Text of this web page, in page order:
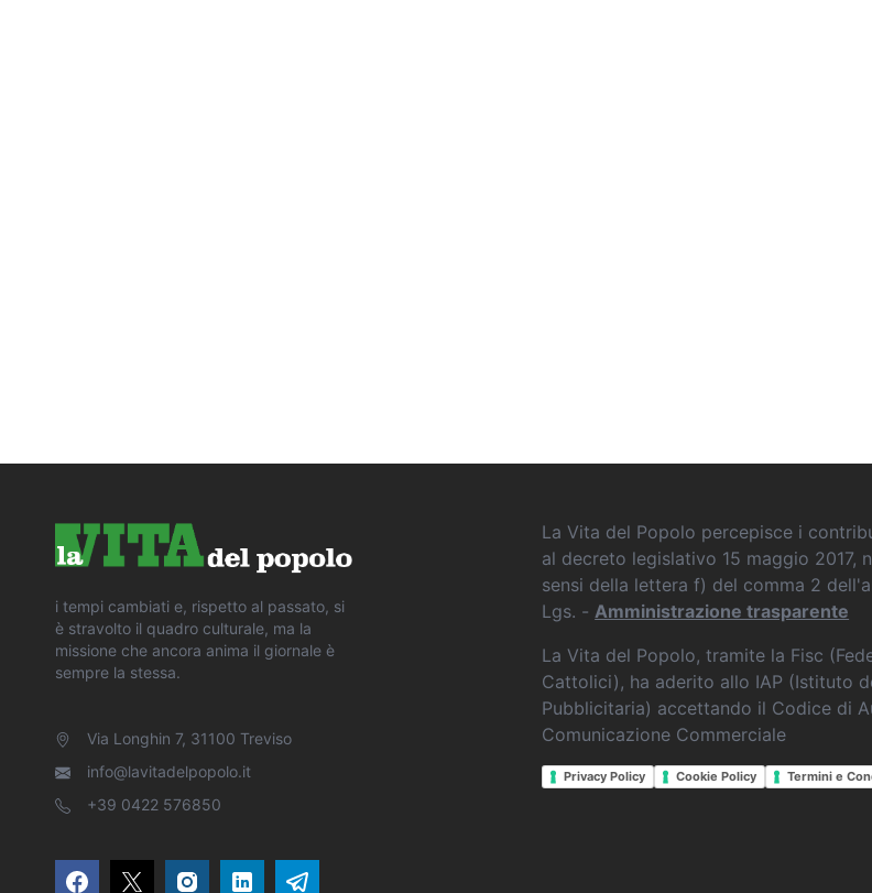
i tempi cambiati e, rispetto al passato, si
è stravolto il quadro culturale, ma la
missione che ancora anima il giornale è
sempre la stessa.
Via Longhin 7, 31100 Treviso
info@lavitadelpopolo.it
+39 0422 576850
La Vita del Popolo percepisce i
al decreto legislativo 15 maggio 2017,
sensi della lettera f) del comma 2
Lgs. -Amministrazione trasparente
La Vita del Popolo, tramite la Fisc
Cattolici), ha aderito allo IAP (Istituto
Pubblicitaria) accettando il Codice di
Comunicazione Commerciale
Privacy Policy Cookie Policy Termini e